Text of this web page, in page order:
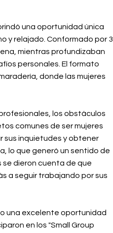
una oportunidad única
y relajado. Conformado por 3
mientras profundizaban
personales. El formato
donde las mujeres
los obstáculos
comunes de ser mujeres
sus inquietudes y obtener
lo que generó un sentido de
dieron cuenta de que
a seguir trabajando por sus
una excelente oportunidad
en los "Small Group